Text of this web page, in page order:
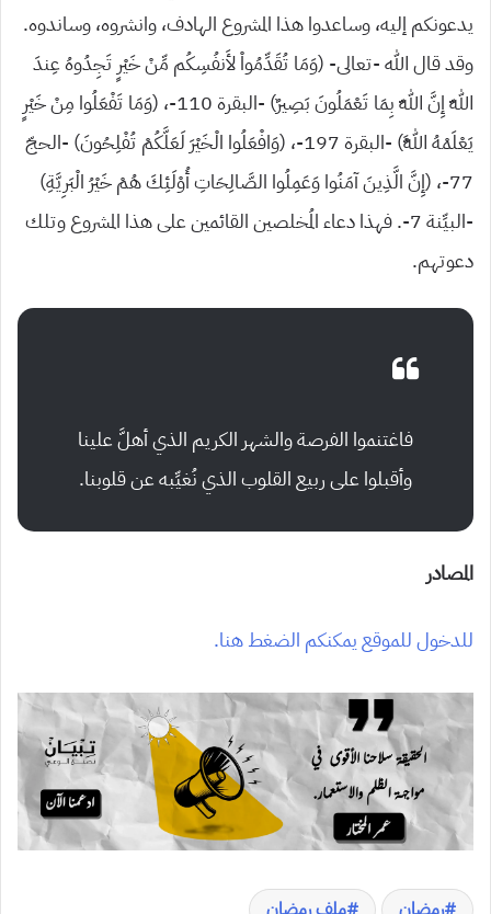
يدعونكم إليه، وساعدوا هذا المشروع الهادف، وانشروه، وساندوه.
وقد قال الله -تعالى- (وَمَا تُقَدِّمُواْ لأَنفُسِكُم مِّنْ خَيْرٍ تَجِدُوهُ عِندَ
اللّهِ إِنَّ اللّهَ بِمَا تَعْمَلُونَ بَصِيرٌ) -البقرة 110-، (وَمَا تَفْعَلُوا مِنْ خَيْرٍ
يَعْلَمْهُ اللَّهُ) -البقرة 197-، (وَافْعَلُوا الْخَيْرَ لَعَلَّكُمْ تُفْلِحُونَ) -الحجّ
77-، (إِنَّ الَّذِينَ آمَنُوا وَعَمِلُوا الصَّالِحَاتِ أُوْلَئِكَ هُمْ خَيْرُ الْبَرِيَّةِ)
-البيِّنة 7-. فهذا دعاء المُخلصين القائمين على هذا المشروع وتلك
دعوتهم.
فاغتنموا الفرصة والشهر الكريم الذي أهلَّ علينا
وأقبلوا على ربيع القلوب الذي نُغيِّبه عن قلوبنا.
المصادر
للدخول للموقع يمكنكم الضغط هنا.